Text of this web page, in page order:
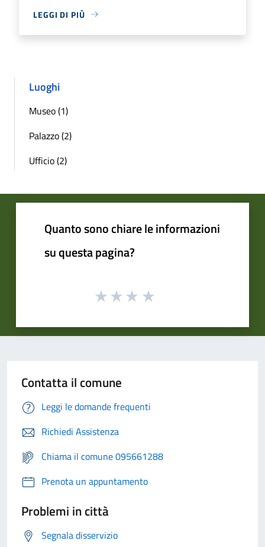
LEGGI DI PIÙ
Luoghi
Museo (1)
Palazzo (2)
Ufficio (2)
Quanto sono chiare le informazioni
su questa pagina?
Contatta il comune
Leggi le domande frequenti
Richiedi Assistenza
Chiama il comune 095661288
Prenota un appuntamento
Problemi in città
Segnala disservizio